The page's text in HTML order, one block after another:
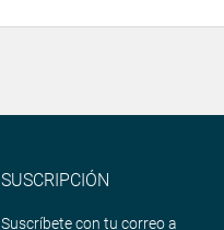
SUSCRIPCIÓN
Suscríbete con tu correo a